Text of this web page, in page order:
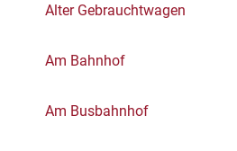
Alter Gebrauchtwagen
Am Bahnhof
Am Busbahnhof